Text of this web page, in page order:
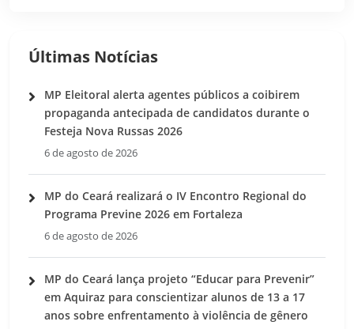
Últimas Notícias
MP Eleitoral alerta agentes públicos a coibirem
propaganda antecipada de candidatos durante o
Festeja Nova Russas 2026
6 de agosto de 2026
MP do Ceará realizará o IV Encontro Regional do
Programa Previne 2026 em Fortaleza
6 de agosto de 2026
MP do Ceará lança projeto “Educar para Prevenir”
em Aquiraz para conscientizar alunos de 13 a 17
anos sobre enfrentamento à violência de gênero